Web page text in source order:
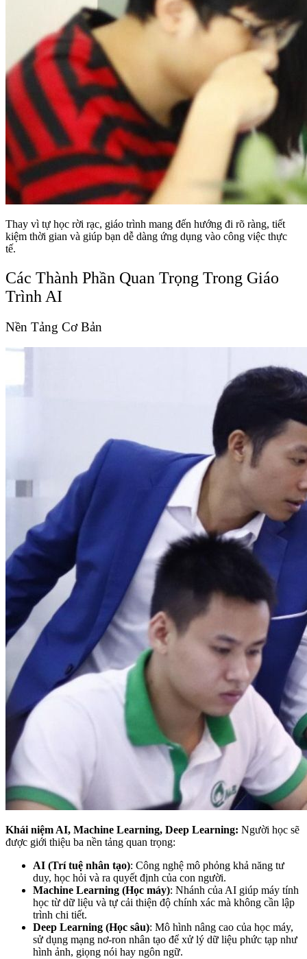
Thay vì tự học rời rạc, giáo trình mang đến hướng đi rõ ràng, tiết
kiệm thời gian và giúp bạn dễ dàng ứng dụng vào công việc thực
tế.
Các Thành Phần Quan Trọng Trong Giáo
Trình AI
Nền Tảng Cơ Bản
Khái niệm AI, Machine Learning, Deep Learning: Người học sẽ
được giới thiệu ba nền tảng quan trọng:
AI (Trí tuệ nhân tạo): Công nghệ mô phỏng khả năng tư
duy, học hỏi và ra quyết định của con người.
Machine Learning (Học máy): Nhánh của AI giúp máy tính
học từ dữ liệu và tự cải thiện độ chính xác mà không cần lập
trình chi tiết.
Deep Learning (Học sâu): Mô hình nâng cao của học máy,
sử dụng mạng nơ-ron nhân tạo để xử lý dữ liệu phức tạp như
hình ảnh, giọng nói hay ngôn ngữ.